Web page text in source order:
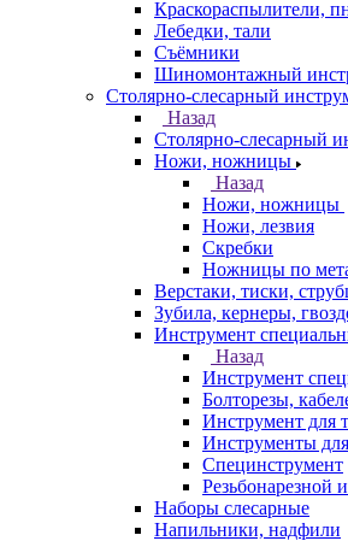
Краскораспылители,
Лебедки, тали
Съёмники
Шиномонтажный
Столярно-слесарный
Назад
Столярно-слесарный
Ножи, ножницы
Назад
Ножи, ножницы
Ножи, лезвия
Скребки
Ножницы по
Верстаки, тиски,
Зубила, кернеры,
Инструмент
Назад
Инструмент
Болторезы,
Инструмент для
Инструменты
Специнструмент
Резьбонарезной
Наборы слесарные
Напильники, надфили